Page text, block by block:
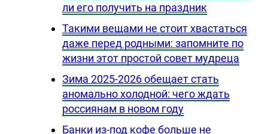
ли его получить на праздник
Такими вещами не стоит хвастаться
даже перед родными: запомните по
жизни этот простой совет мудреца
Зима 2025-2026 обещает стать
аномально холодной: чего ждать
россиянам в новом году
Банки из-под кофе больше не